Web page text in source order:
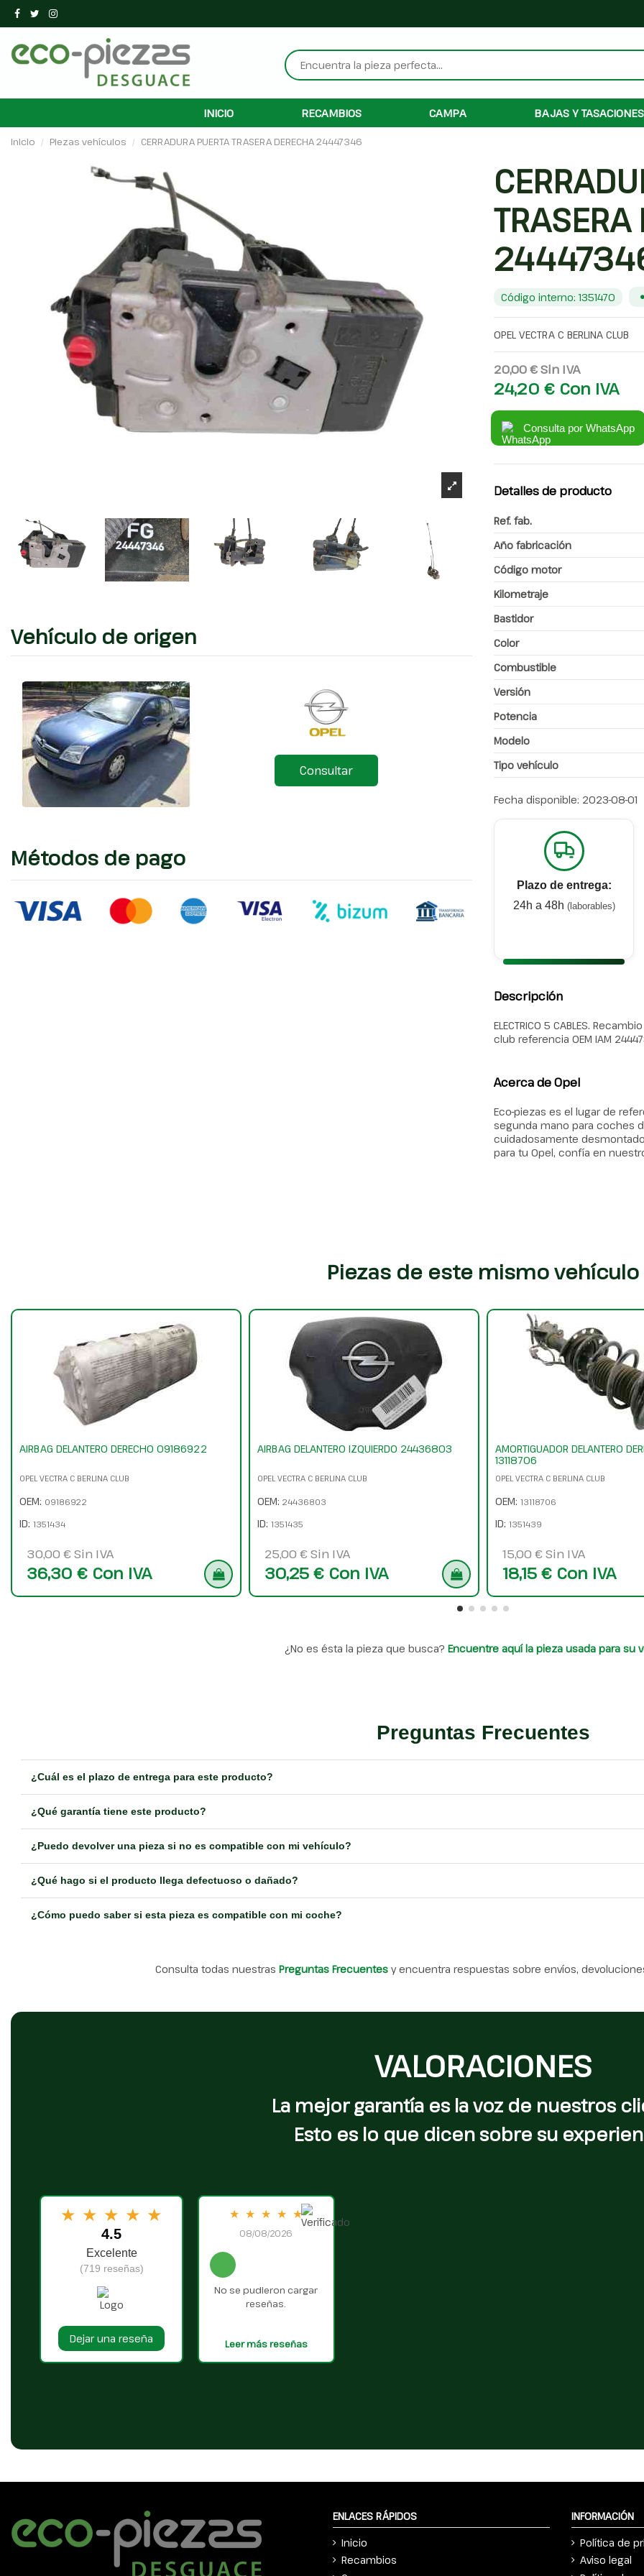
INICIO RECAMBIOS CAMPA BAJAS Y TASACIONES
Inicio Piezas vehículos CERRADURA PUERTA TRASERA DERECHA 24447346
Vehículo de origen
Consultar
Métodos de pago
TRASERA
Código interno: 1351470
OPEL VECTRA C BERLINA CLUB
20,00 €Sin IVA
24,20 € Con IVA
Consulta por WhatsApp
Detalles de producto
Ref. fab.
Año fabricación
Código motor
Kilometraje
Bastidor
Color
Combustible
Versión
Potencia
Modelo
Tipo vehículo
Fecha disponible: 2023-08-01
Plazo de entrega:
24h a 48h (laborables)
Descripción
ELECTRICO 5 CABLES.
club referencia OEM IAM
Acerca de Opel
Eco-piezas es el lugar de
segunda mano para coches
cuidadosamente
para tu Opel, confía en
Piezas de este mismo vehículo
AIRBAG DELANTERO DERECHO 09186922
OPEL VECTRA C BERLINA CLUB
OEM: 09186922
ID: 1351434
30,00 € Sin IVA
36,30 € Con IVA
AIRBAG DELANTERO IZQUIERDO 24436803
OPEL VECTRA C BERLINA CLUB
OEM: 24436803
ID: 1351435
25,00 € Sin IVA
30,25 € Con IVA
AMORTIGUADOR DELANTERO
13118706
OPEL VECTRA C BERLINA CLUB
OEM: 13118706
ID: 1351439
15,00 € Sin IVA
18,15 € Con IVA
¿No es ésta la pieza que busca? Encuentre aquí la pieza usada para su
Preguntas Frecuentes
¿Cuál es el plazo de entrega para este producto?
¿Qué garantía tiene este producto?
¿Puedo devolver una pieza si no es compatible con mi vehículo?
¿Qué hago si el producto llega defectuoso o dañado?
¿Cómo puedo saber si esta pieza es compatible con mi coche?
Consulta todas nuestras Preguntas Frecuentes y encuentra respuestas sobre envíos,
VALORACIONES
La mejor garantía es la voz de nuestros
Esto es lo que dicen sobre su
★ ★ ★ ★ ★
4.5
Excelente
(719 reseñas)
Dejar una reseña
★ ★ ★ ★ ★
08/08/2026
No se pudieron cargar
reseñas.
Leer más reseñas
ENLACES RÁPIDOS
Inicio
Recambios
INFORMACIÓN
Política de
Aviso legal